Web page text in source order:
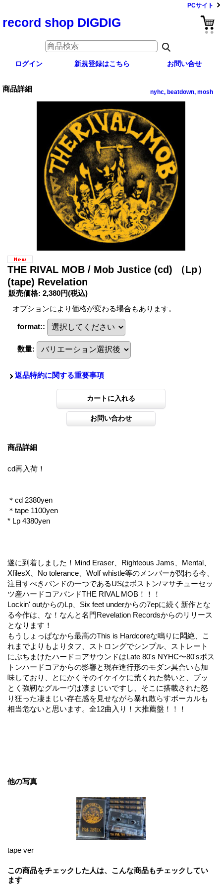
PCサイト
record shop DIGDIG
ログイン 新規登録はこちら お問い合せ
商品詳細 nyhc, beatdown, mosh
THE RIVAL MOB / Mob Justice (cd) （Lp）
(tape) Revelation
販売価格: 2,380円(税込)
オプションにより価格が変わる場合もあります。
format::
数量:
返品特約に関する重要事項
商品詳細
cd再入荷！
＊cd 2380yen
＊tape 1100yen
* Lp 4380yen
遂に到着しました！Mind Eraser、Righteous Jams、Mental、
XfilesX、No tolerance、Wolf whistle等のメンバーが関わる今、
注目すべきバンドの一つであるUSはボストン/マサチューセッ
ツ産ハードコアバンドTHE RIVAL MOB！！！
Lockin' outからのLp、Six feet underからの7epに続く新作とな
る今作は、な！なんと名門Revelation Recordsからのリリース
となります！
もうしょっぱなから最高のThis is Hardcoreな鳴りに悶絶、こ
れまでよりもよりタフ、ストロングでシンプル、ストレート
にぶちまけたハードコアサウンドはLate 80's NYHC〜80'sボス
トンハードコアからの影響と現在進行形のモダン具合いも加
味しており、とにかくそのイケイケに荒くれた勢いと、ブッ
とく強靭なグルーヴは凄まじいですし、そこに搭載された怒
り狂った凄まじい存在感を見せながら暴れ散らすボーカルも
相当危ないと思います。全12曲入り！大推薦盤！！！
他の写真
tape ver
この商品をチェックした人は、こんな商品もチェックしてい
ます